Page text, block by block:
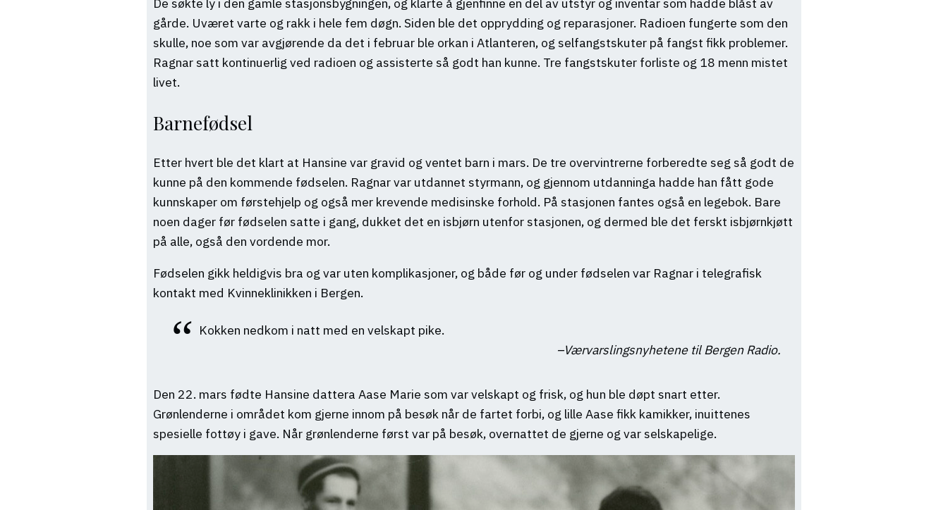
gårde. Uværet varte og rakk i hele fem døgn. Siden ble det opprydding og reparasjoner. Radioen fungerte som den
skulle, noe som var avgjørende da det i februar ble orkan i Atlanteren, og selfangstskuter på fangst fikk problemer.
Ragnar satt kontinuerlig ved radioen og assisterte så godt han kunne. Tre fangstskuter forliste og 18 menn mistet
livet.
Barnefødsel
Etter hvert ble det klart at Hansine var gravid og ventet barn i mars. De tre overvintrerne forberedte seg så godt de
kunne på den kommende fødselen. Ragnar var utdannet styrmann, og gjennom utdanninga hadde han fått gode
kunnskaper om førstehjelp og også mer krevende medisinske forhold. På stasjonen fantes også en legebok. Bare
noen dager før fødselen satte i gang, dukket det en isbjørn utenfor stasjonen, og dermed ble det ferskt isbjørnkjøtt
på alle, også den vordende mor.
Fødselen gikk heldigvis bra og var uten komplikasjoner, og både før og under fødselen var Ragnar i telegrafisk
kontakt med Kvinneklinikken i Bergen.
Kokken nedkom i natt med en velskapt pike.
Værvarslingsnyhetene til Bergen Radio.
Den 22. mars fødte Hansine dattera Aase Marie som var velskapt og frisk, og hun ble døpt snart etter.
Grønlenderne i området kom gjerne innom på besøk når de fartet forbi, og lille Aase fikk kamikker, inuittenes
spesielle fottøy i gave. Når grønlenderne først var på besøk, overnattet de gjerne og var selskapelige.